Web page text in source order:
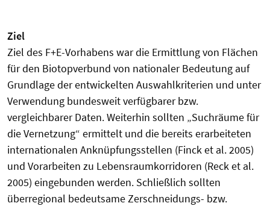
Ziel
Ziel des F+E-Vorhabens war die Ermittlung von Flächen
für den Biotopverbund von nationaler Bedeutung auf
Grundlage der entwickelten Auswahlkriterien und unter
Verwendung bundesweit verfügbarer bzw.
vergleichbarer Daten. Weiterhin sollten „Suchräume für
die Vernetzung“ ermittelt und die bereits erarbeiteten
internationalen Anknüpfungsstellen (Finck et al. 2005)
und Vorarbeiten zu Lebensraumkorridoren (Reck et al.
2005) eingebunden werden. Schließlich sollten
überregional bedeutsame Zerschneidungs- bzw.